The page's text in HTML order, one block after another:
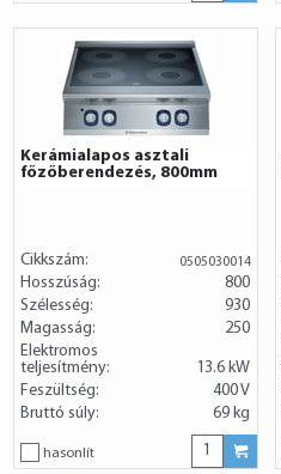
Kerámialapos asztali
főzőberendezés, 800mm
Cikkszám: 0505030014
Hosszúság:
800
Szélesség:
930
Magasság:
250
Elektromos
teljesítmény:
13.6 kW
Feszültség:
400 V
Bruttó súly:
69 kg
hasonlít